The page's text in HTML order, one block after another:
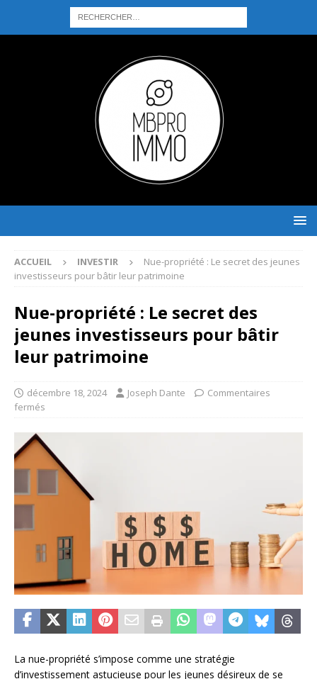
ACCUEIL INVESTIR
Nue-propriété : Le secret des jeunes
investisseurs pour bâtir leur patrimoine
Nue-propriété : Le secret des
jeunes investisseurs pour bâtir
leur patrimoine
décembre 18, 2024 Joseph Dante
Commentaires
fermés
La nue-propriété s’impose comme une stratégie
d’investissement astucieuse pour les jeunes désireux de se